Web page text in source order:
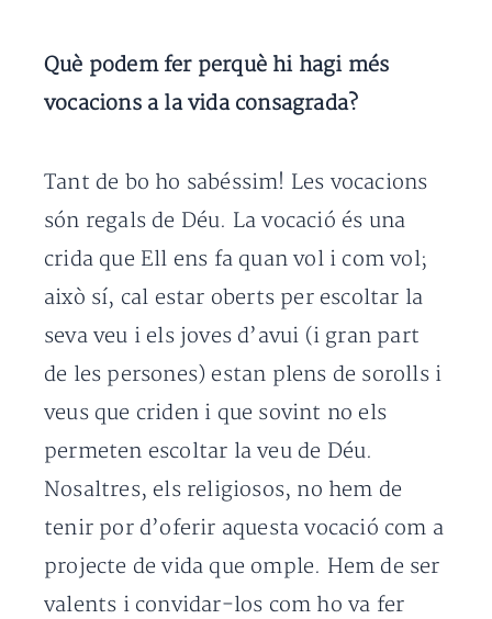
Què podem fer perquè hi hagi més
vocacions a la vida consagrada?
Tant de bo ho sabéssim! Les vocacions
són regals de Déu. La vocació és una
crida que Ell ens fa quan vol i com vol;
això sí, cal estar oberts per escoltar la
seva veu i els joves d’avui (i gran part
de les persones) estan plens de sorolls i
veus que criden i que sovint no els
permeten escoltar la veu de Déu.
Nosaltres, els religiosos, no hem de
tenir por d’oferir aquesta vocació com a
projecte de vida que omple. Hem de ser
valents i convidar-los com ho va fer